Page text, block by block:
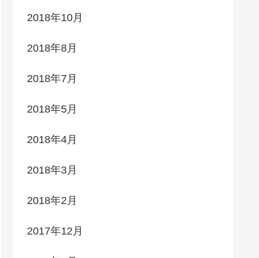
2018年10月
2018年8月
2018年7月
2018年5月
2018年4月
2018年3月
2018年2月
2017年12月